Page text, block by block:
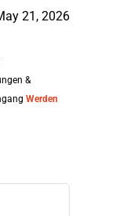
21, 2026
&
Werden